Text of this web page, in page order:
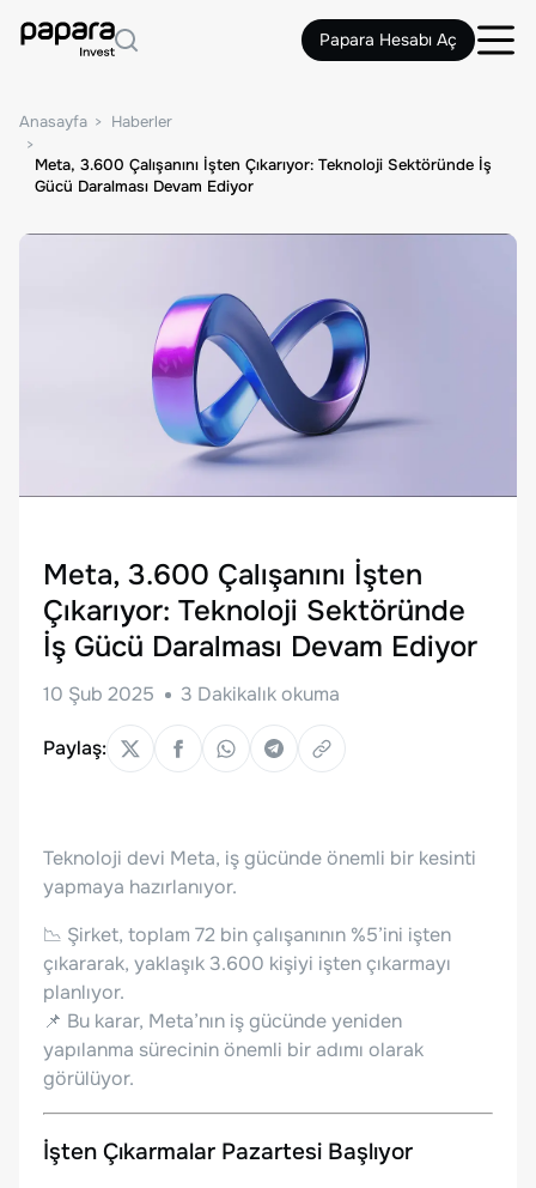
Papara Hesabı Aç
Anasayfa Haberler
Meta, 3.600 Çalışanını İşten Çıkarıyor: Teknoloji Sektöründe İş
Gücü Daralması Devam Ediyor
Meta, 3.600 Çalışanını İşten
Çıkarıyor: Teknoloji Sektöründe
İş Gücü Daralması Devam Ediyor
10 Şub 2025 3 Dakikalık okuma
Paylaş:
Teknoloji devi Meta, iş gücünde önemli bir kesinti
yapmaya hazırlanıyor.
📉 Şirket, toplam 72 bin çalışanının %5’ini işten
çıkararak, yaklaşık 3.600 kişiyi işten çıkarmayı
planlıyor.
📌 Bu karar, Meta’nın iş gücünde yeniden
yapılanma sürecinin önemli bir adımı olarak
görülüyor.
İşten Çıkarmalar Pazartesi Başlıyor